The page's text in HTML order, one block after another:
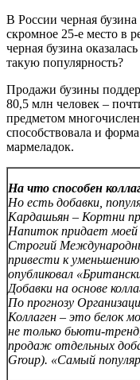
В России черная
скромное 25-е место в
черная бузина
такую популярность?
Продажи бузины
80,5 млн человек –
предметом
способствовала и
мармеладок.
На что способен
Но есть добавки,
Кардашьян – Кортни
Напиток придает моей
Строгий
привести к
опубликовал
Добавки на основе
По прогнозу
Коллаген – это белок
не только бьюти-
продаж отдельных
Group). «Самый